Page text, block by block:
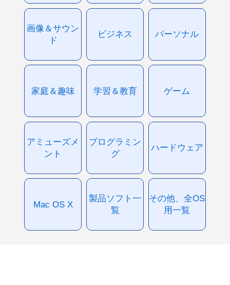
画像＆サウン
ド
ビジネス パーソナル
家庭＆趣味 学習＆教育 ゲーム
アミューズメ
ント
プログラミン
グ
ハードウェア
Mac OS X
製品ソフト一
覧
その他、全OS
用一覧